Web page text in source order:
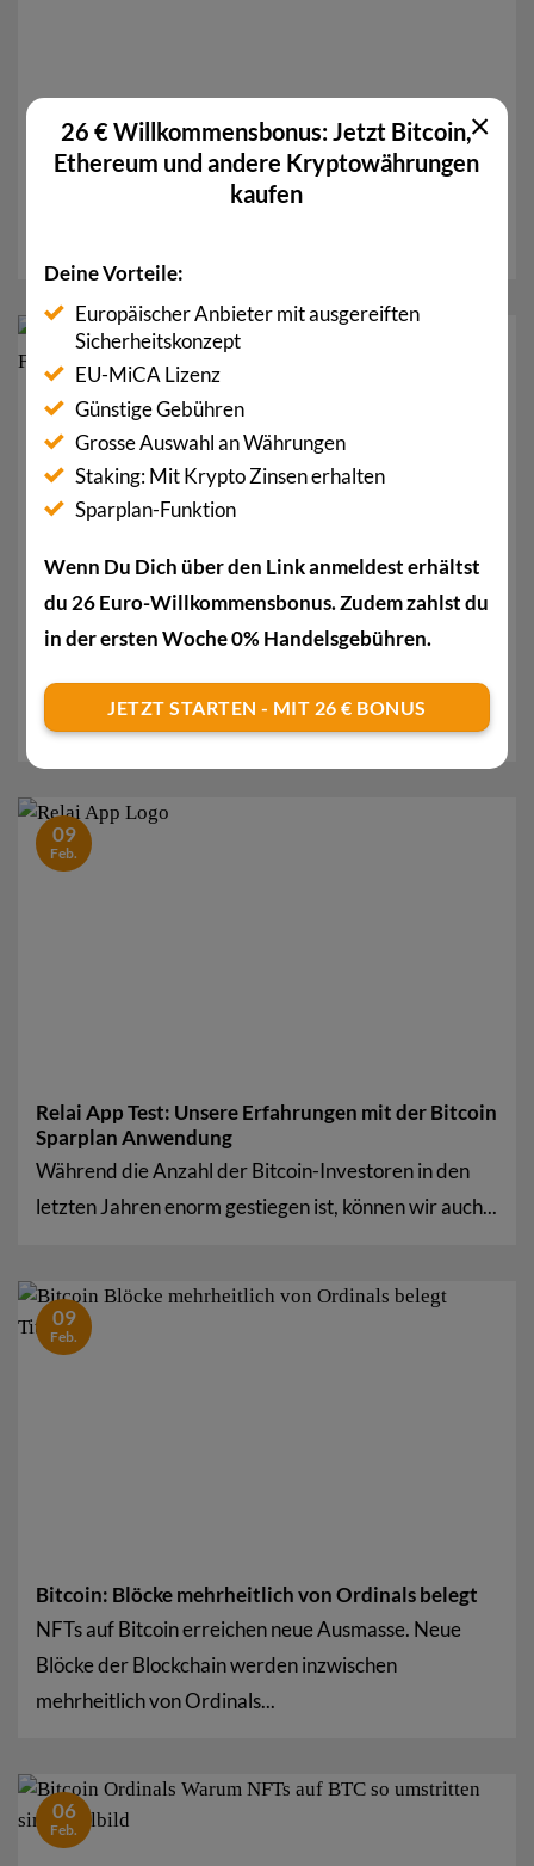
Bitcoin Kurs steigt: BTC knackt bald 25.000 US-
Dollar?
Der Bitcoin Kurs steigt. BTC ist auf dem besten Weg,
Bitcoin NFTs wechseln Besitzer für 80 Millionen
Franken
Bitcoin NFTs sind aktuell voll im Trend. Nun wechseln
acht einzigartige Token den Besitzer für...
10
Feb.
Relai App Test: Unsere Erfahrungen mit der Bitcoin
Sparplan Anwendung
Während die Anzahl der Bitcoin-Investoren in den
letzten Jahren enorm gestiegen ist, können wir auch...
09
Feb.
Bitcoin: Blöcke mehrheitlich von Ordinals belegt
NFTs auf Bitcoin erreichen neue Ausmasse. Neue
Blöcke der Blockchain werden inzwischen
mehrheitlich von Ordinals...
09
Feb.
06
Feb.
26 € Willkommensbonus: Jetzt Bitcoin,
Ethereum und andere Kryptowährungen
kaufen
Deine Vorteile:
Europäischer Anbieter mit ausgereiften
Sicherheitskonzept
EU-MiCA Lizenz
Günstige Gebühren
Grosse Auswahl an Währungen
Staking: Mit Krypto Zinsen erhalten
Sparplan-Funktion
Wenn Du Dich über den Link anmeldest erhältst
du 26 Euro-Willkommensbonus. Zudem zahlst du
in der ersten Woche 0% Handelsgebühren.
JETZT STARTEN - MIT 26 € BONUS
×